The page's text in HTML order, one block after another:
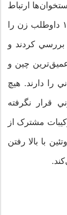
ارتباط
داشته باشد.محققان وضعيت بيش از ۱۰۰ داوطلب زن را
بررسي کردند و
عميق‌ترين چين و
را دارند. هيچ
قرار نگرفته
مشترک از
با بالا رفتن